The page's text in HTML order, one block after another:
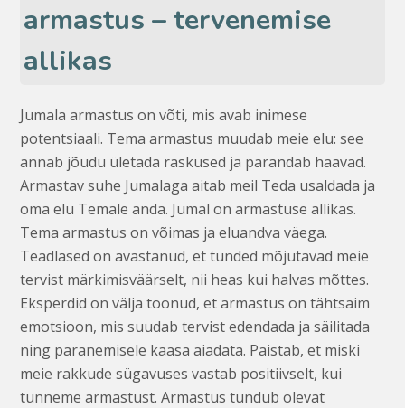
armastus – tervenemise
allikas
Jumala armastus on võti, mis avab inimese
potentsiaali. Tema armastus muudab meie elu: see
annab jõudu ületada raskused ja parandab haavad.
Armastav suhe Jumalaga aitab meil Teda usaldada ja
oma elu Temale anda. Jumal on armastuse allikas.
Tema armastus on võimas ja eluandva väega.
Teadlased on avastanud, et tunded mõjutavad meie
tervist märkimisväärselt, nii heas kui halvas mõttes.
Eksperdid on välja toonud, et armastus on tähtsaim
emotsioon, mis suudab tervist edendada ja säilitada
ning paranemisele kaasa aiadata. Paistab, et miski
meie rakkude sügavuses vastab positiivselt, kui
tunneme armastust. Armastus tundub olevat